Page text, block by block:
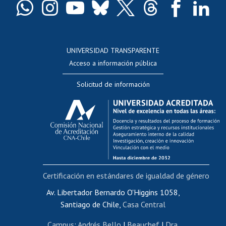
Docentes
Evaluación docente
Calificación académica
Postulación al AUCAI
Funcionarias/os
Cursos internos de capacitación
Bienestar del personal
Portal de movilidad interna
Certificado de renta
Certificado de renta honorarios
UNIVERSIDAD TRANSPARENTE
Acceso a información pública
Solicitud de información
Av. Libertador Bernardo O'Higgins 1058,
Santiago de Chile, Casa Central
Certificación en estándares de igualdad de género